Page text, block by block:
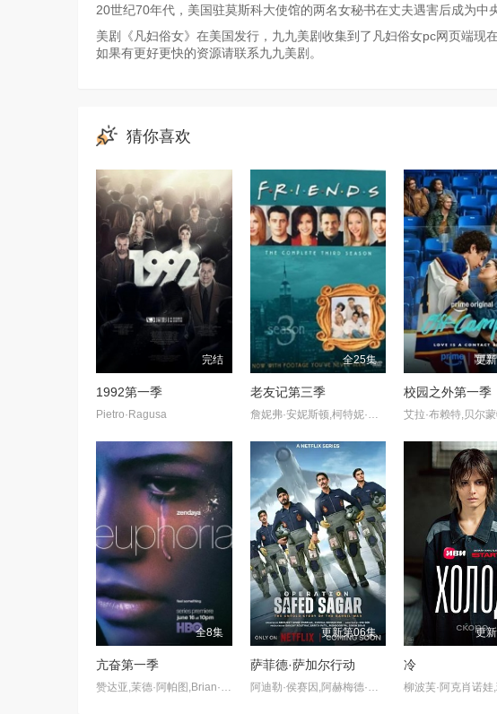
20世纪70年代，美国驻莫斯科大使馆的两名女秘书在丈夫遇害后成为中
美剧《凡妇俗女》在美国发行，九九美剧收集到了凡妇俗女pc网页端现
如果有更好更快的资源请联系九九美剧。
猜你喜欢
完结
1992第一季
Pietro·Ragusa
全25集
老友记第三季
詹妮弗·安妮斯顿,柯特妮·考克斯,丽莎·库卓,马特·勒布朗,马修·派瑞,大卫·休默
更
校园之外第一季
全8集
亢奋第一季
更新第06集
萨菲德·萨加尔行动
更
冷